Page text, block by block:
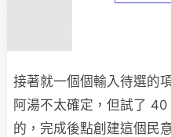
接著就一個個輸入待選的
阿湯不太確定，但試了
的，完成後點創建這個民